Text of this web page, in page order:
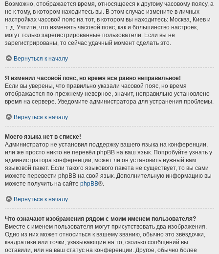
Возможно, отображается время, относящееся к другому часовому поясу, а
не к тому, в котором находитесь вы. В этом случае измените в личных
настройках часовой пояс на тот, в котором вы находитесь: Москва, Киев и
т. д. Учтите, что изменять часовой пояс, как и большинство настроек,
могут только зарегистрированные пользователи. Если вы не
зарегистрированы, то сейчас удачный момент сделать это.
Вернуться к началу
Я изменил часовой пояс, но время всё равно неправильное!
Если вы уверены, что правильно указали часовой пояс, но время
отображается по-прежнему неверное, значит, неправильно установлено
время на сервере. Уведомите администратора для устранения проблемы.
Вернуться к началу
Моего языка нет в списке!
Администратор не установил поддержку вашего языка на конференции,
или же просто никто не перевёл phpBB на ваш язык. Попробуйте узнать у
администратора конференции, может ли он установить нужный вам
языковой пакет. Если такого языкового пакета не существует, то вы сами
можете перевести phpBB на свой язык. Дополнительную информацию вы
можете получить на сайте phpBB®.
Вернуться к началу
Что означают изображения рядом с моим именем пользователя?
Вместе с именем пользователя могут присутствовать два изображения.
Одно из них может относиться к вашему званию, обычно это звёздочки,
квадратики или точки, указывающие на то, сколько сообщений вы
оставили, или на ваш статус на конференции. Другое, обычно более